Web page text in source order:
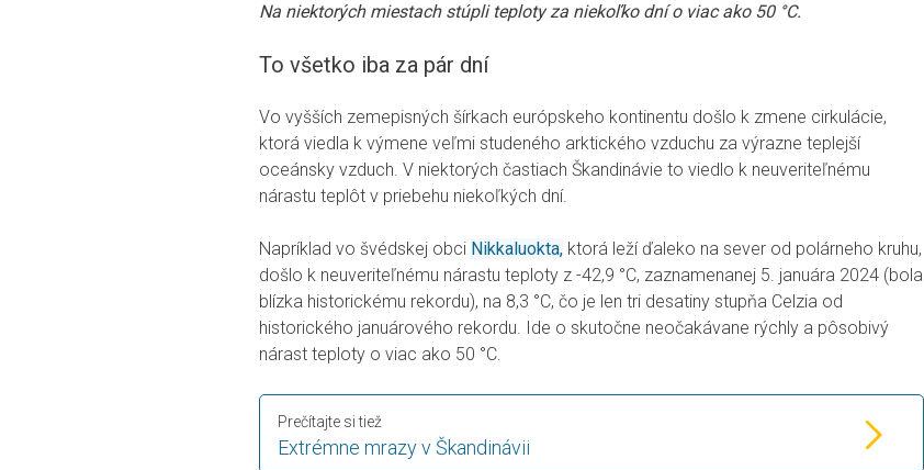
Na niektorých miestach stúpli teploty za niekoľko dní o viac ako 50 °C.
To všetko iba za pár dní
Vo vyšších zemepisných šírkach európskeho kontinentu došlo k zmene cirkulácie,
ktorá viedla k výmene veľmi studeného arktického vzduchu za výrazne teplejší
oceánsky vzduch. V niektorých častiach Škandinávie to viedlo k neuveriteľnému
nárastu teplôt v priebehu niekoľkých dní.
Napríklad vo švédskej obci Nikkaluokta, ktorá leží ďaleko na sever od polárneho kruhu,
došlo k neuveriteľnému nárastu teploty z -42,9 °C, zaznamenanej 5. januára 2024 (bola
blízka historickému rekordu), na 8,3 °C, čo je len tri desatiny stupňa Celzia od
historického januárového rekordu. Ide o skutočne neočakávane rýchly a pôsobivý
nárast teploty o viac ako 50 °C.
Extrémne mrazy v Škandinávii
Prečítajte si tiež